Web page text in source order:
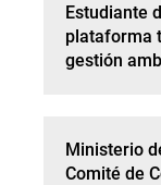
Estudiante
plataforma
gestión
Ministerio
Comité de